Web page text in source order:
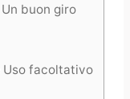
Un buon giro
Uso facoltativo